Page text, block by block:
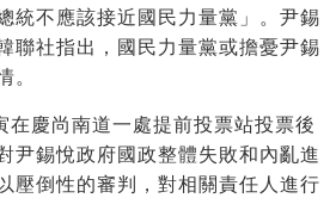
統不應該接近國民力量黨」。尹錫
聯社指出，國民力量黨或擔憂尹錫
在慶尚南道一處提前投票站投票後
尹錫悅政府國政整體失敗和內亂進
壓倒性的審判，對相關責任人進行